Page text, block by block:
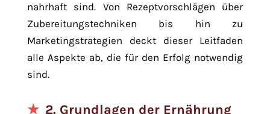
nahrhaft sind. Von Rezeptvorschlägen über
Zubereitungstechniken bis hin zu
Marketingstrategien deckt dieser Leitfaden
alle Aspekte ab, die für den Erfolg notwendig
sind.
2. Grundlagen der Ernährung